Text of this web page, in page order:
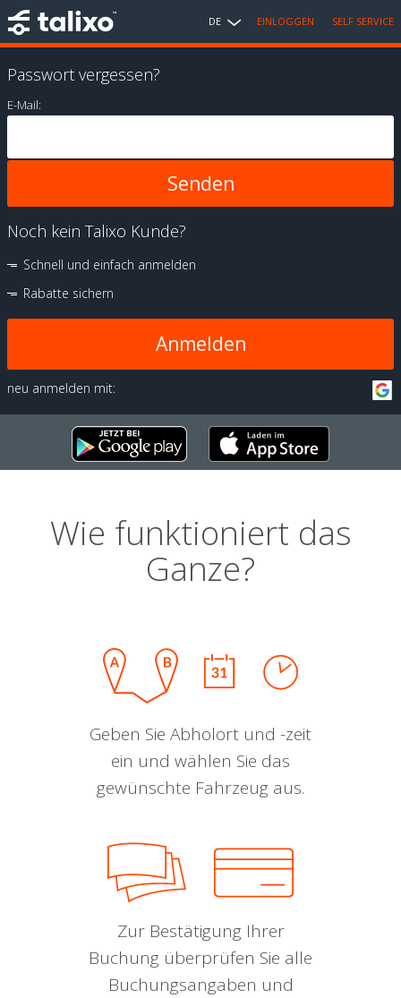
DE EINLOGGEN SELF SERVICE
Passwort vergessen?
E-Mail:
Noch kein Talixo Kunde?
Schnell und einfach anmelden
Rabatte sichern
Anmelden
neu anmelden mit:
Wie funktioniert das
Ganze?
Geben Sie Abholort und -zeit
ein und wählen Sie das
gewünschte Fahrzeug aus.
Zur Bestätigung Ihrer
Buchung überprüfen Sie alle
Buchungsangaben und